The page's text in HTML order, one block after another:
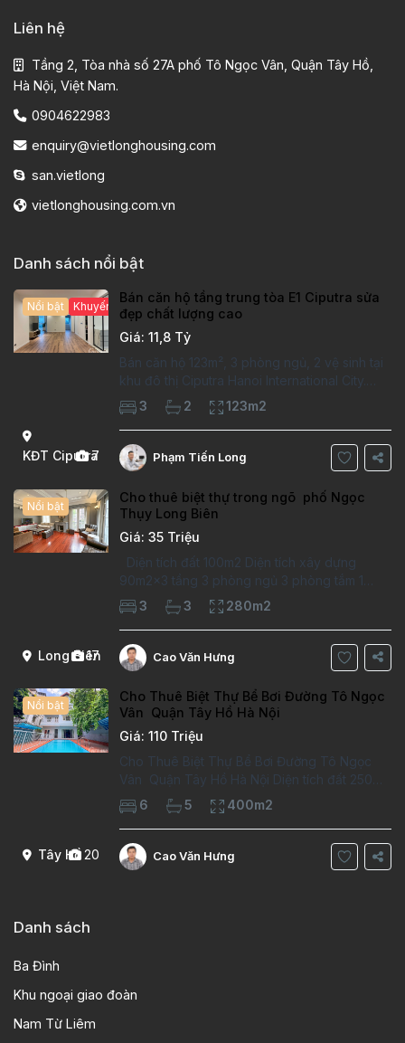
Liên hệ
Tầng 2, Tòa nhà số 27A phố Tô Ngọc Vân, Quận Tây Hồ,
Hà Nội, Việt Nam.
0904622983
enquiry@vietlonghousing.com
san.vietlong
vietlonghousing.com.vn
Danh sách nổi bật
KĐT Ciputra
7
Nổi bật Khuyến mại hấp dẫn
Bán căn hộ tầng trung tòa E1 Ciputra sửa
đẹp chất lượng cao
Giá: 11,8 Tỷ
Bán căn hộ 123m², 3 phòng ngủ, 2 vệ sinh tại
khu đô thị Ciputra Hanoi International City.
Căn hộ đã sửa mới kỹ, chất lượng cao, sàn
gỗ, bếp hiện đại, không gian thoáng sáng.
Thông tin căn hộ: Diện tích:
3 2 123m2
Phạm Tiến Long
Long Biên
17
Nổi bật
Cho thuê biệt thự trong ngõ phố Ngọc
Thụy Long Biên
Giá: 35 Triệu
Diện tích đất 100m2 Diện tích xây dựng
90m2x3 tầng 3 phòng ngủ 3 phòng tắm 1
phòng làm việc Vị trí ý tưởng 10 phút đi bộ tới
trường việt pháp Ngôi nhà được thiết kế theo
kiểu phát cổ,trong khu dân
3 3 280m2
Cao Văn Hưng
Tây Hồ20
Nổi bật
Cho Thuê Biệt Thự Bể Bơi Đường Tô Ngọc
Vân Quận Tây Hồ Hà Nội
Giá: 110 Triệu
Cho Thuê Biệt Thự Bể Bơi Đường Tô Ngọc
Vân Quận Tây Hồ Hà Nội Diện tích đất 250m2
Diện tích xây dựng 100m2 Xây 4 tầng, 6
phòng ngủ 5 phòng tắm Tầng 1, , phòng
khách , phòng bếp-1wc Tầng 2, 2 phòng
6 5 400m2
Cao Văn Hưng
Danh sách
Ba Đình
Khu ngoại giao đoàn
Nam Từ Liêm